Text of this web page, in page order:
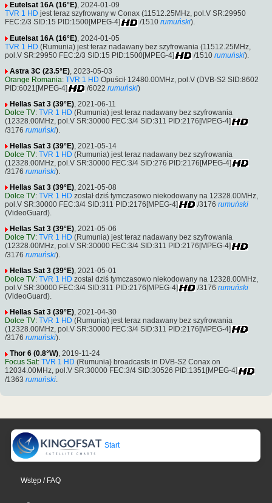
Eutelsat 16A (16°E), 2024-01-09
TVR 1 HD jest teraz szyfrowany w Conax (11512.25MHz, pol.V SR:29950
FEC:2/3 SID:15 PID:1500[MPEG-4]
/1510 rumuński).
Eutelsat 16A (16°E) , 2024-01-05
TVR 1 HD (Rumunia) jest teraz nadawany bez szyfrowania (11512.25MHz,
pol.V SR:29950 FEC:2/3 SID:15 PID:1500[MPEG-4]
/1510 rumuński).
Astra 3C (23.5°E), 2023-05-03
Orange Romania: TVR 1 HD Opuścił 12480.00MHz, pol.V (DVB-S2 SID:8602
PID:6021[MPEG-4]
/6022 rumuński)
Hellas Sat 3 (39°E), 2021-06-11
Dolce TV: TVR 1 HD (Rumunia) jest teraz nadawany bez szyfrowania
(12328.00MHz, pol.V SR:30000 FEC:3/4 SID:311 PID:2176[MPEG-4]
/3176 rumuński).
Hellas Sat 3 (39°E) , 2021-05-14
Dolce TV: TVR 1 HD (Rumunia) jest teraz nadawany bez szyfrowania
(12328.00MHz, pol.V SR:30000 FEC:3/4 SID:276 PID:2176[MPEG-4]
/3176 rumuński).
Hellas Sat 3 (39°E), 2021-05-08
Dolce TV: TVR 1 HD został dziś tymczasowo niekodowany na 12328.00MHz,
pol.V SR:30000 FEC:3/4 SID:311 PID:2176[MPEG-4]
/3176 rumuński
(VideoGuard).
Hellas Sat 3 (39°E), 2021-05-06
Dolce TV: TVR 1 HD (Rumunia) jest teraz nadawany bez szyfrowania
(12328.00MHz, pol.V SR:30000 FEC:3/4 SID:311 PID:2176[MPEG-4]
/3176 rumuński).
Hellas Sat 3 (39°E) , 2021-05-01
Dolce TV: TVR 1 HD został dziś tymczasowo niekodowany na 12328.00MHz,
pol.V SR:30000 FEC:3/4 SID:311 PID:2176[MPEG-4]
/3176 rumuński
(VideoGuard).
Hellas Sat 3 (39°E), 2021-04-30
Dolce TV: TVR 1 HD (Rumunia) jest teraz nadawany bez szyfrowania
(12328.00MHz, pol.V SR:30000 FEC:3/4 SID:311 PID:2176[MPEG-4]
/3176 rumuński).
Thor 6 (0.8°W), 2019-11-24
Focus Sat: TVR 1 HD (Rumunia) broadcasts in DVB-S2 Conax on
12034.00MHz, pol.V SR:30000 FEC:3/4 SID:30526 PID:1351[MPEG-4]
/1363 rumuński
Start
Wstęp / FAQ